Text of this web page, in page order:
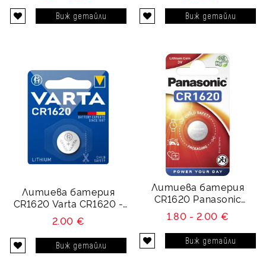
Виж детайли Виж детайли
Литиева батерия
CR1620 Varta CR1620 -
3V
2.00 €
Виж детайли
Литиева батерия
CR1620 Panasonic
CR1620 - 3V
1.80 - 2.00 €
Виж детайли